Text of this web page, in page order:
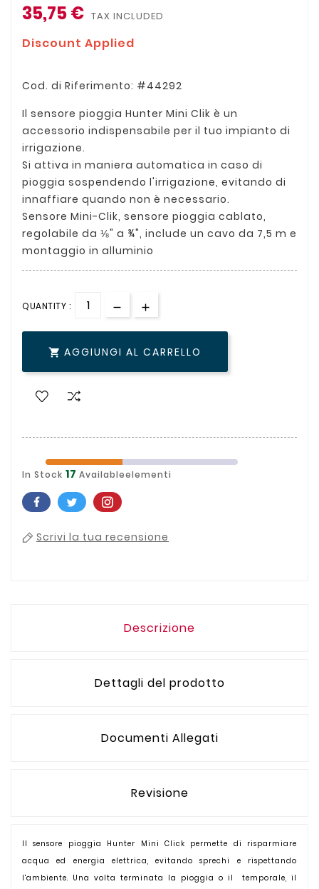
35,75 € TAX INCLUDED
Discount Applied
Cod. di Riferimento: #44292
Il sensore pioggia Hunter Mini Clik è un
accessorio indispensabile per il tuo impianto di
irrigazione.
Si attiva in maniera automatica in caso di
pioggia sospendendo l'irrigazione, evitando di
innaffiare quando non è necessario.
Sensore Mini-Clik, sensore pioggia cablato,
regolabile da ⅛" a ¾", include un cavo da 7,5 m e
montaggio in alluminio
QUANTITY :
 AGGIUNGI AL CARRELLO
In Stock 17 Availableelementi
Scrivi la tua recensione
Descrizione
Dettagli del prodotto
Documenti Allegati
Revisione
Il sensore pioggia Hunter Mini Click permette di risparmiare
acqua ed energia elettrica, evitando sprechi e rispettando
l'ambiente. Una volta terminata la pioggia o il temporale, il